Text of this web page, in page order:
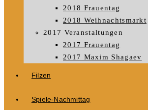
2018 Frauentag
2018 Weihnachtsmarkt
2017 Veranstaltungen
2017 Frauentag
2017 Maxim Shagaev
Filzen
Spiele-Nachmittag